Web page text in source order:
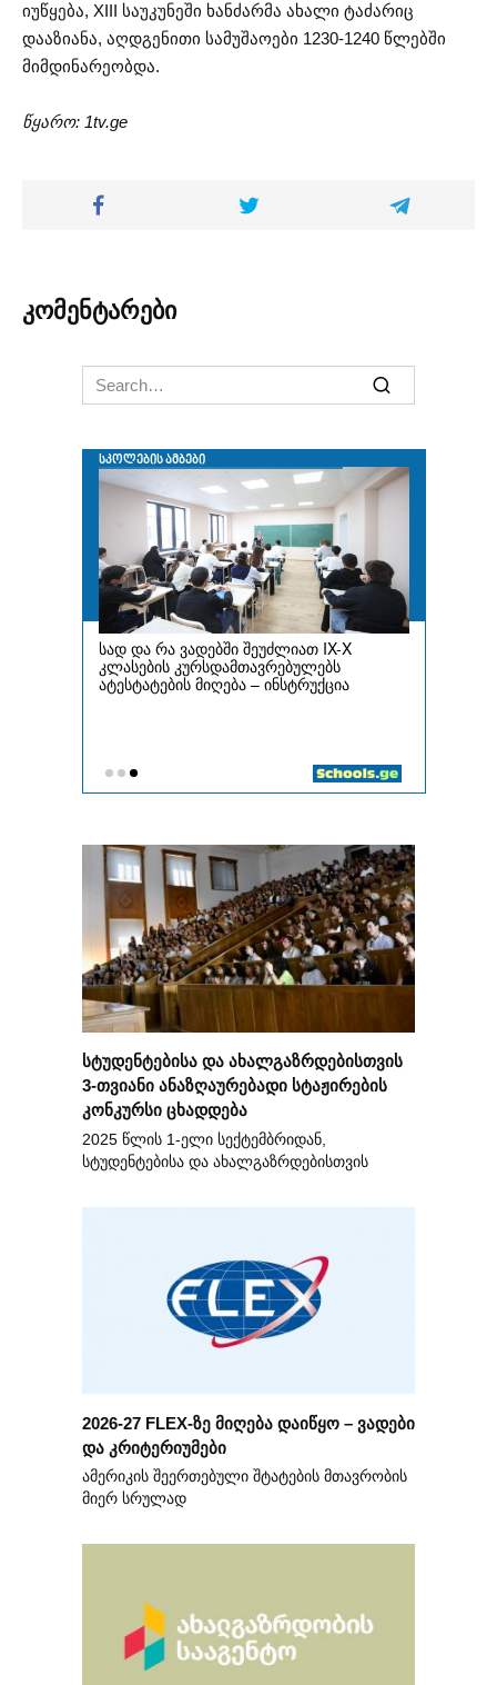
იუწყება, XIII საუკუნეში ხანძარმა ახალი ტაძარიც
დააზიანა, აღდგენითი სამუშაოები 1230-1240 წლებში
მიმდინარეობდა.
წყარო: 1tv.ge
კომენტარები
Search
for:
სტუდენტებისა და ახალგაზრდებისთვის
3-თვიანი ანაზღაურებადი სტაჟირების
კონკურსი ცხადდება
2025 წლის 1-ელი სექტემბრიდან,
სტუდენტებისა და ახალგაზრდებისთვის
2026-27 FLEX-ზე მიღება დაიწყო – ვადები
და კრიტერიუმები
ამერიკის შეერთებული შტატების მთავრობის
მიერ სრულად